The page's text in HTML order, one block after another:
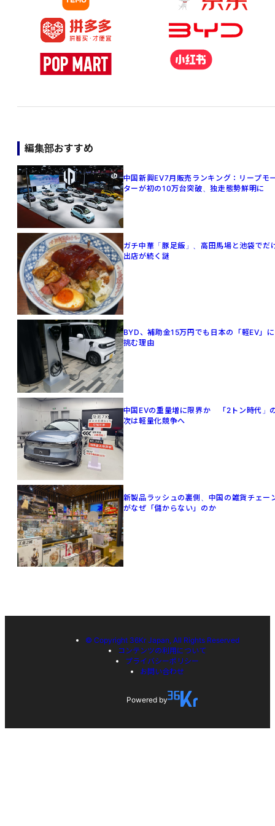
編集部おすすめ
中国新興EV7月販売ランキング：リープモ
ターが初の10万台突破、独走態勢鮮明に
ガチ中華「豚足飯」、高田馬場と池袋でだ
出店が続く謎
BYD、補助金15万円でも日本の「軽EV」に
挑む理由
中国EVの重量増に限界か 「2トン時代」
次は軽量化競争へ
新製品ラッシュの裏側、中国の雑貨チェー
がなぜ「儲からない」のか
© Copyright 36Kr Japan, All Rights Reserved
コンテンツの利用について
プライバシーポリシー
お問い合わせ
Powered by